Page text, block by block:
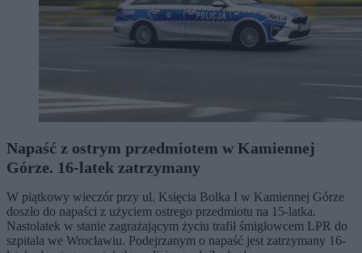
Napaść z ostrym przedmiotem w Kamiennej
Górze. 16-latek zatrzymany
W piątkowy wieczór przy ul. Księcia Bolka I w Kamiennej Górze
doszło do napaści z użyciem ostrego przedmiotu na 15-latka.
Nastolatek w stanie zagrażającym życiu trafił śmigłowcem LPR do
szpitala we Wrocławiu. Podejrzanym o napaść jest zatrzymany 16-